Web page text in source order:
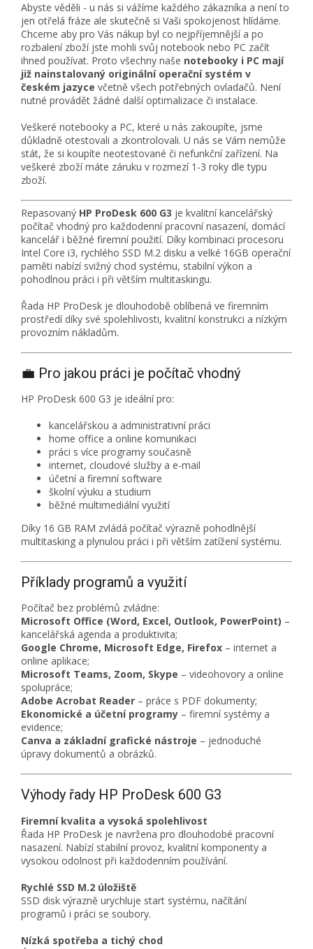
Abyste věděli - u nás si vážíme každého zákazníka a není to
jen otřelá fráze ale skutečně si Vaši spokojenost hlídáme.
Chceme aby pro Vás nákup byl co nejpříjemnější a po
rozbalení zboží jste mohli svůj notebook nebo PC začít
ihned používat. Proto všechny naše notebooky i PC mají
již nainstalovaný originální operační systém v
českém jazyce včetně všech potřebných ovladačů. Není
nutné provádět žádné další optimalizace či instalace.
Veškeré notebooky a PC, které u nás zakoupíte, jsme
důkladně otestovali a zkontrolovali. U nás se Vám nemůže
stát, že si koupíte neotestované či nefunkční zařízení. Na
veškeré zboží máte záruku v rozmezí 1-3 roky dle typu
zboží.
Repasovaný HP ProDesk 600 G3 je kvalitní kancelářský
počítač vhodný pro každodenní pracovní nasazení, domácí
kancelář i běžné firemní použití. Díky kombinaci procesoru
Intel Core i3, rychlého SSD M.2 disku a velké 16GB operační
paměti nabízí svižný chod systému, stabilní výkon a
pohodlnou práci i při větším multitaskingu.
Řada HP ProDesk je dlouhodobě oblíbená ve firemním
prostředí díky své spolehlivosti, kvalitní konstrukci a nízkým
provozním nákladům.
💼 Pro jakou práci je počítač vhodný
HP ProDesk 600 G3 je ideální pro:
kancelářskou a administrativní práci
home office a online komunikaci
práci s více programy současně
internet, cloudové služby a e-mail
účetní a firemní software
školní výuku a studium
běžné multimediální využití
Díky 16 GB RAM zvládá počítač výrazně pohodlnější
multitasking a plynulou práci i při větším zatížení systému.
Příklady programů a využití
Počítač bez problémů zvládne:
Microsoft Office (Word, Excel, Outlook, PowerPoint) –
kancelářská agenda a produktivita;
Google Chrome, Microsoft Edge, Firefox – internet a
online aplikace;
Microsoft Teams, Zoom, Skype – videohovory a online
spolupráce;
Adobe Acrobat Reader – práce s PDF dokumenty;
Ekonomické a účetní programy – firemní systémy a
evidence;
Canva a základní grafické nástroje – jednoduché
úpravy dokumentů a obrázků.
Výhody řady HP ProDesk 600 G3
Firemní kvalita a vysoká spolehlivost
Řada HP ProDesk je navržena pro dlouhodobé pracovní
nasazení. Nabízí stabilní provoz, kvalitní komponenty a
vysokou odolnost při každodenním používání.
Rychlé SSD M.2 úložiště
SSD disk výrazně urychluje start systému, načítání
programů i práci se soubory.
Nízká spotřeba a tichý chod